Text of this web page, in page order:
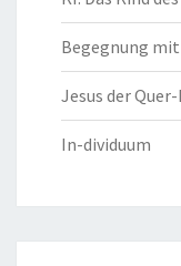
Begegnung
Jesus der
In-dividuum